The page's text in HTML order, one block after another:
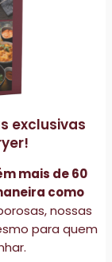
exclusivas
mais de 60
como
nossas
para quem